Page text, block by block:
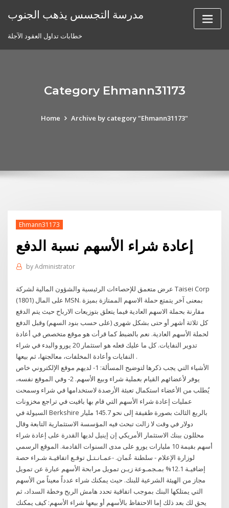
مدرسة التجسس يذهب الجنوب
خطابات تداول العقود الآجلة
Category Ehmann31173
Home Archive by category "Ehmann31173"
Ehmann31173
إعادة شراء الأسهم نسبة الدفع
byAdministrator
عرض متعمق للإحصاءات الرئيسية والشؤون المالية لشركة Taisei Corp
(1801) على المال MSN. بمعنى آخر يتمتع حملة الاسهم الممتازة بميزة
مقارنة بحملة الاسهم العادية فيما يتعلق بتوزيعات الارباح حيث يتم الدفع
كل ثلاثة أشهر أو حتى بشكل شهرى (على حسب بنود السهم) وقبل الدفع
لحملة الأسهم العادية. نعم بالضبط كما قرأت هو موقع متخصص في أعادة
تدوير النفايات. كل ما عليك فعله هو استثمار 20 يورو والبدء في شراء
النفايات وأعادة المخلفات، معالجتها، ثم بيعها .
الأشياء التي يجب ذكرها لتوضيح المسألة: 1- لديهم موقع الإلكتروني خاص
يوفر لأعضائهم القيام بعملية شراء وبيع الأسهم. 2- وفي الموقع نفسه،
يُطلب من الأعضاء استكمال تعبئة الأرصدة لاستخدامها في شراء وسمحت
عمليات إعادة شراء الأسهم التي قام بها بافيت في تراجع مخزونات
السيولة في Berkshire بالربع الثالث بصورة طفيفة إلى نحو 145.7 مليار
دولار في وقت لا زالت تبحث فيه المؤسسة الاستثمارية التابعة وقال
محللون ببنك الاستثمار الأمريكي إن إينيل لديها القدرة على إعادة شراء
أسهم بقيمة 10 مليارات يورو على مدى السنوات القادمة. الموقع الرسمي
لوزارة الإعلام - سلطنة عُمان. -عمـانـتـل توقـع اتفاقيـة شـراء حصة
إضافيـة 12.1% بمـجمـوعة زيـن تمويل مرابحة الأسهم عبارة عن تمويل
مجاز من الهيئة الشرعية للبنك. حيث يمكنك شراء عدداً معيناً من الأسهم
التي يمتلكها البنك بموجب اتفاقية تحدد هامش الربح وخطة السداد، ثم
يحق لك بعد ذلك إما الاحتفاظ بالأسهم أو بيعها شراء الأسهم: كيف يمكنك